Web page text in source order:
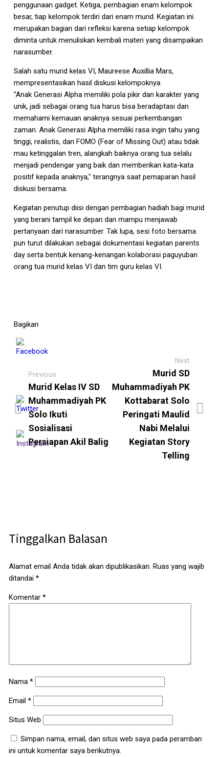
penggunaan gadget. Ketiga, pembagian enam kelompok
besar, tiap kelompok terdiri dari enam murid. Kegiatan ini
merupakan bagian dari refleksi karena setiap kelompok
diminta untuk menuliskan kembali materi yang disampaikan
narasumber.
Salah satu murid kelas VI, Maureese Auxillia Mars,
mempresentasikan hasil diskusi kelompoknya.
"Anak Generasi Alpha memiliki pola pikir dan karakter yang
unik, jadi sebagai orang tua harus bisa beradaptasi dan
memahami kemauan anaknya sesuai perkembangan
zaman. Anak Generasi Alpha memiliki rasa ingin tahu yang
tinggi, realistis, dan FOMO (Fear of Missing Out) atau tidak
mau ketinggalan tren, alangkah baiknya orang tua selalu
menjadi pendengar yang baik dan memberikan kata-kata
positif kepada anaknya," terangnya saat pemaparan hasil
diskusi bersama.
Kegiatan penutup diisi dengan pembagian hadiah bagi murid
yang berani tampil ke depan dan mampu menjawab
pertanyaan dari narasumber. Tak lupa, sesi foto bersama
pun turut dilakukan sebagai dokumentasi kegiatan parents
day serta bentuk kenang-kenangan kolaborasi paguyuban
orang tua murid kelas VI dan tim guru kelas VI.
Bagikan
Previous
Murid Kelas IV SD
Muhammadiyah PK
Solo Ikuti
Sosialisasi
Persiapan Akil Balig
Next
Murid SD
Muhammadiyah PK
Kottabarat Solo
Peringati Maulid
Nabi Melalui
Kegiatan Story
Telling
Tinggalkan Balasan
Alamat email Anda tidak akan dipublikasikan. Ruas yang wajib
ditandai *
Komentar *
Nama *
Email *
Situs Web
Simpan nama, email, dan situs web saya pada peramban
ini untuk komentar saya berikutnya.